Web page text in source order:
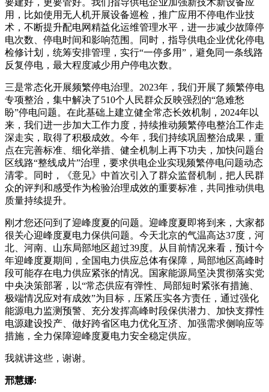
用，比如使用无人机开展设备巡检，推广应用不停电作业技
术，不断提升配电网精益化运维管理水平，进一步减少故障停
电次数、停电时间和影响范围。同时，指导供电企业优化停电
检修计划，统筹安排管理，实行“一停多用”，避免同一条线路
反复停电，最大程度减少用户停电次数。
三是常态化开展频繁停电治理。2023年，我们开展了频繁停电
专项整治，集中解决了510个人民群众反映强烈的“急难愁
盼”停电问题。在此基础上建立健全常态长效机制，2024年以
来，我们进一步加大工作力度，持续推动频繁停电整治工作走
深走实，取得了积极成效。今年，我们持续巩固整治成果，重
点在完善标准、细化举措、健全机制上再下功夫，加快问题台
区线路“整线成片”治理，要求供电企业实现频繁停电问题动态
清零。同时，《意见》中首次引入了群众监督机制，把人民群
众的评判和感受作为检验治理成效的重要标准，共同推动供电
质量持续提升。
刚才您还问到了迎峰度夏的问题。迎峰度夏即将到来，大家都
很关心迎峰度夏电力保供问题。今天北京的气温高达37度，河
北、河南、山东局部地区超过39度。从目前情况来看，预计今
年迎峰度夏期间，全国电力供应总体有保障，局部地区高峰时
段可能存在电力供应紧张的情况。国家能源局坚决贯彻落实党
中央决策部署，以“常态供应有弹性、局部短时紧张有措施、
极端情况应对有成效”为目标，压紧压实各方责任，通过强化
能源电力监测预警、充分发挥高峰时段保供潜力、加快支撑性
电源建设投产、做好跨省区电力优化互济、加强需求侧响应等
措施，全力保障迎峰度夏电力安全稳定供应。
我就讲这些，谢谢。
邢慧娜: